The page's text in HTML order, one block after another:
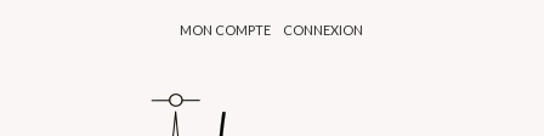
MON COMPTE CONNEXION